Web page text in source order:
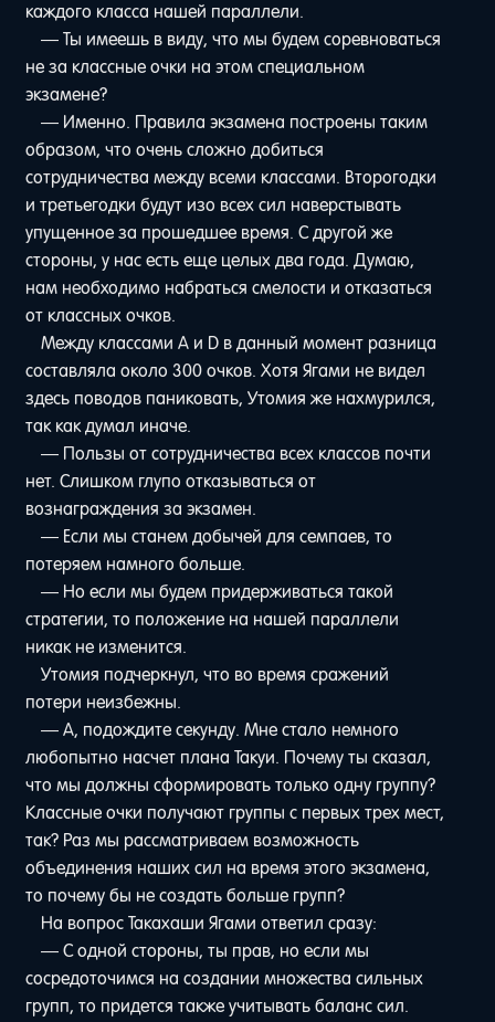
каждого класса нашей параллели.
— Ты имеешь в виду, что мы будем соревноваться
не за классные очки на этом специальном
экзамене?
— Именно. Правила экзамена построены таким
образом, что очень сложно добиться
сотрудничества между всеми классами. Второгодки
и третьегодки будут изо всех сил наверстывать
упущенное за прошедшее время. С другой же
стороны, у нас есть еще целых два года. Думаю,
нам необходимо набраться смелости и отказаться
от классных очков.
Между классами A и D в данный момент разница
составляла около 300 очков. Хотя Ягами не видел
здесь поводов паниковать, Утомия же нахмурился,
так как думал иначе.
— Пользы от сотрудничества всех классов почти
нет. Слишком глупо отказываться от
вознаграждения за экзамен.
— Если мы станем добычей для семпаев, то
потеряем намного больше.
— Но если мы будем придерживаться такой
стратегии, то положение на нашей параллели
никак не изменится.
Утомия подчеркнул, что во время сражений
потери неизбежны.
— А, подождите секунду. Мне стало немного
любопытно насчет плана Такуи. Почему ты сказал,
что мы должны сформировать только одну группу?
Классные очки получают группы с первых трех мест,
так? Раз мы рассматриваем возможность
объединения наших сил на время этого экзамена,
то почему бы не создать больше групп?
На вопрос Такахаши Ягами ответил сразу:
— С одной стороны, ты прав, но если мы
сосредоточимся на создании множества сильных
групп, то придется также учитывать баланс сил.